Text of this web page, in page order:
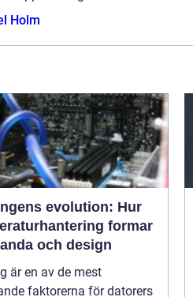
Holm
evolution: Hur
formar
och design
är en av de mest
faktorerna för datorers